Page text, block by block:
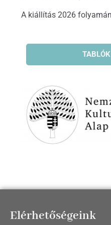
A kiállítás 2026
TABLÓK
Elérhetőségeink